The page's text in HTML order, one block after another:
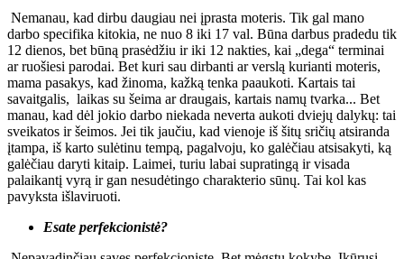
Nemanau, kad dirbu daugiau nei įprasta moteris. Tik gal mano
darbo specifika kitokia, ne nuo 8 iki 17 val. Būna darbus pradedu tik
12 dienos, bet būną prasėdžiu ir iki 12 nakties, kai „dega“ terminai
ar ruošiesi parodai. Bet kuri sau dirbanti ar verslą kurianti moteris,
mama pasakys, kad žinoma, kažką tenka paaukoti. Kartais tai
savaitgalis, laikas su šeima ar draugais, kartais namų tvarka... Bet
manau, kad dėl jokio darbo niekada neverta aukoti dviejų dalykų: tai
sveikatos ir šeimos. Jei tik jaučiu, kad vienoje iš šitų sričių atsiranda
įtampa, iš karto sulėtinu tempą, pagalvoju, ko galėčiau atsisakyti, ką
galėčiau daryti kitaip. Laimei, turiu labai supratingą ir visada
palaikantį vyrą ir gan nesudėtingo charakterio sūnų. Tai kol kas
pavyksta išlaviruoti.
Esate perfekcionistė?